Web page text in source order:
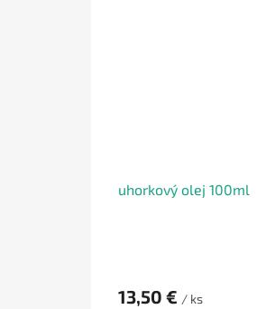
uhorkový olej 100ml
13,50 € / ks